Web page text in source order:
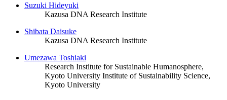
Suzuki Hideyuki
Kazusa DNA Research Institute
Shibata Daisuke
Kazusa DNA Research Institute
Umezawa Toshiaki
Research Institute for Sustainable Humanosphere,
Kyoto University Institute of Sustainability Science,
Kyoto University